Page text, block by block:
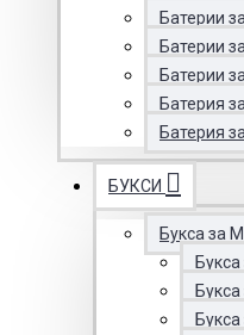
Батерии
Батерии
Батерии
Батерия
Батерия
БУКСИ
Букса за